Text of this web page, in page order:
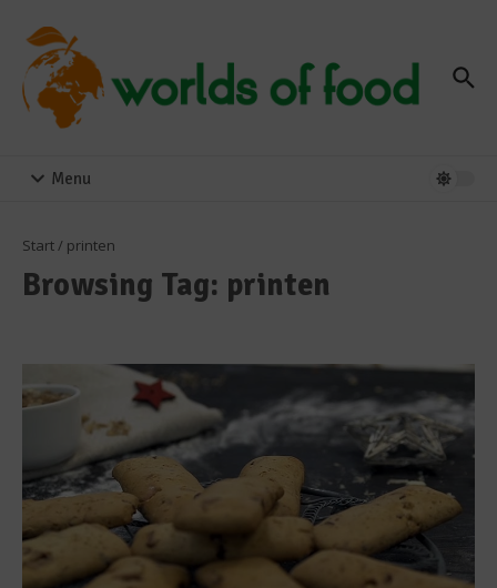
Menu
Start/ printen
Browsing Tag: printen